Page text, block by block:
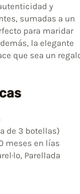
y
sumadas a un
para maridar
la elegante
que sea un
de 3 botellas)
meses en lías
Parellada